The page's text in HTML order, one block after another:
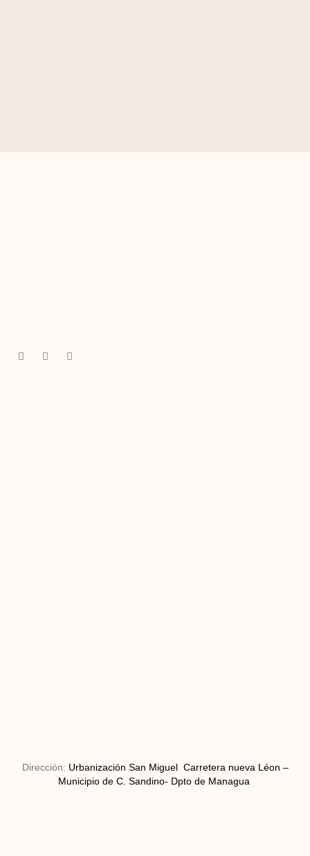
Dirección: Urbanización San Miguel Carretera nueva Léon –
Municipio de C. Sandino- Dpto de Managua